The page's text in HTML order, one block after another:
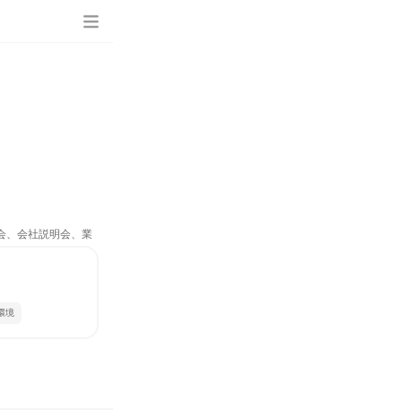
、会社説明会、業
境